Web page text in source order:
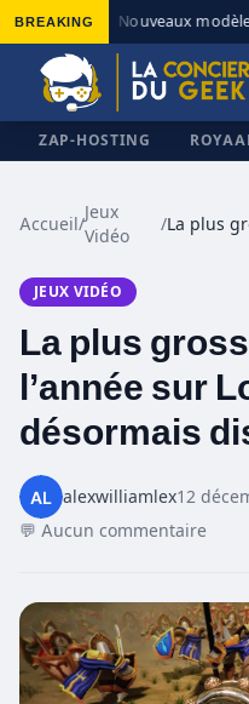
BREAKING Nouveaux
ZAP-HOSTING
Accueil/
Jeux
Vidéo
/
JEUX VIDÉO
La plus
l’année sur
désormais
alexwilliamlex12
💬 Aucun commentaire